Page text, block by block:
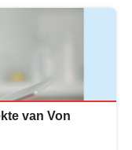
van Von